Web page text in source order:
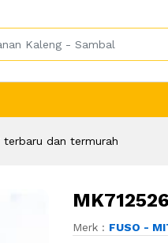
terbaru dan termurah
Merk : FUSO -